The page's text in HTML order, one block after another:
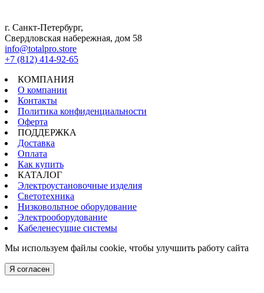
г. Санкт-Петербург,
Свердловская набережная, дом 58
info@totalpro.store
+7 (812) 414-92-65
КОМПАНИЯ
О компании
Контакты
Политика конфиденциальности
Оферта
ПОДДЕРЖКА
Доставка
Оплата
Как купить
КАТАЛОГ
Электроустановочные изделия
Светотехника
Низковольтное оборудование
Электрооборудование
Кабеленесущие системы
Мы используем файлы cookie, чтобы улучшить работу сайта
Я согласен